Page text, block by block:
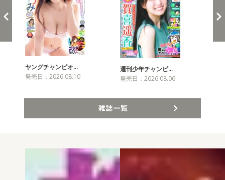
ヤングチャンピオ…
発売日：2026.08.10
週刊少年チャンピ…
発売日：2026.08.06